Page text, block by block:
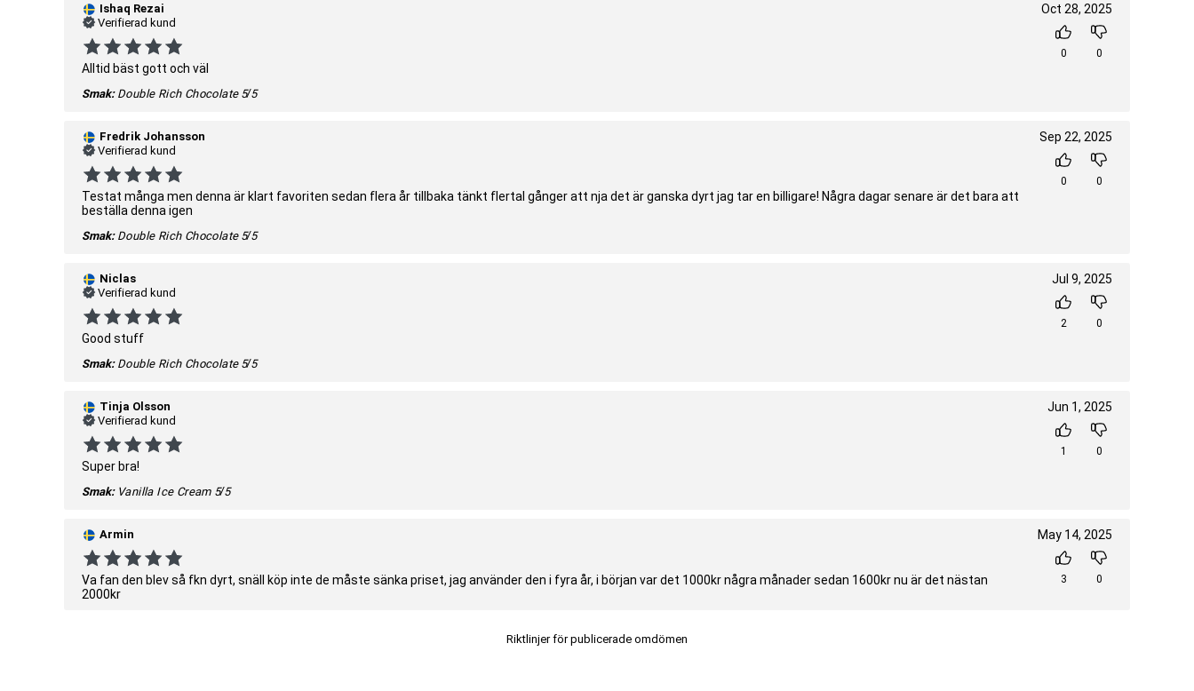
Ishaq Rezai
Verifierad kund
Alltid bäst gott och väl
Smak: Double Rich Chocolate 5/5
Oct 28, 2025
0 0
Fredrik Johansson
Verifierad kund
Testat många men denna är klart favoriten sedan flera år tillbaka tänkt flertal gånger att nja det är ganska dyrt jag tar en billigare! Några dagar senare är det bara att
beställa denna igen
Smak: Double Rich Chocolate 5/5
Sep 22, 2025
0 0
Niclas
Verifierad kund
Good stuff
Smak: Double Rich Chocolate 5/5
Jul 9, 2025
2 0
Tinja Olsson
Verifierad kund
Super bra!
Smak: Vanilla Ice Cream 5/5
Jun 1, 2025
1 0
Armin
Va fan den blev så fkn dyrt, snäll köp inte de måste sänka priset, jag använder den i fyra år, i början var det 1000kr några månader sedan 1600kr nu är det nästan
2000kr
May 14, 2025
3 0
Riktlinjer för publicerade omdömen